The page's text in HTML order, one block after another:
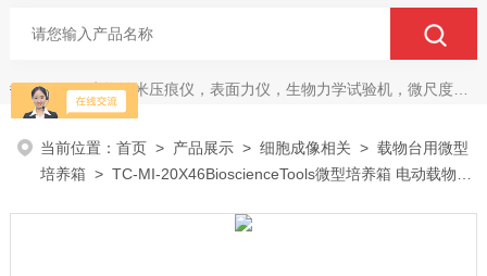
热门关键词：生物纳米压痕仪，表面力仪，生物力学试验机，微尺度压缩拉伸测试系统，生物材料双轴力学测试系统，细胞拉伸仪，原子力探针，细胞流体剪切，细胞压缩，牵引力玻片
当前位置：首页 > 产品展示 >细胞成像相关 >载物台用微型
培养箱 > TC-MI-20X46BioscienceTools微型培养箱 电动载物台